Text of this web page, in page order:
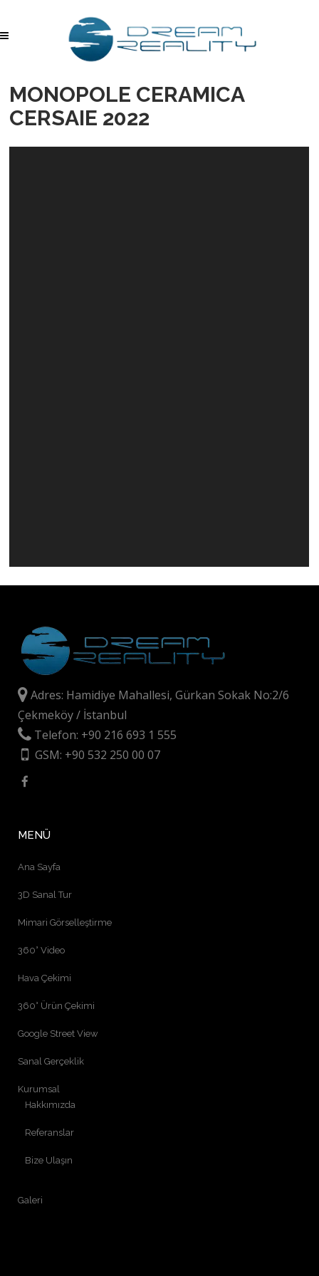
MONOPOLE CERAMICA
CERSAIE 2022
Adres: Hamidiye Mahallesi, Gürkan Sokak No:2/6
Çekmeköy / İstanbul
Telefon: +90 216 693 1 555
GSM: +90 532 250 00 07
MENÜ
Ana Sayfa
3D Sanal Tur
Mimari Görselleştirme
360° Video
Hava Çekimi
360° Ürün Çekimi
Google Street View
Sanal Gerçeklik
Kurumsal
Hakkımızda
Referanslar
Bize Ulaşın
Galeri